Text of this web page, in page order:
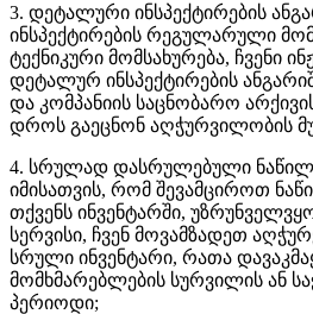
3. დეტალური ინსპექტირების
ინსპექტირების რეგულარული
ტექნიკური მომსახურება, ჩვენი
დეტალურ ინსპექტირების
და კომპანიის საცნობარო
დროს გაეცნონ აღჭურვილობის
4. სრულად დასრულებული
იმისათვის, რომ შევამციროთ
თქვენს ინვენტარში,
სერვისი, ჩვენ მოვამზადეთ
სრული ინვენტარი, რათა
მომხმარებლების სურვილის ან
პერიოდი;